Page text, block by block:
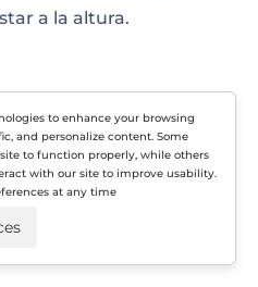
a la altura.
to enhance your browsing
and personalize content. Some
to function properly, while others
with our site to improve usability.
at any time